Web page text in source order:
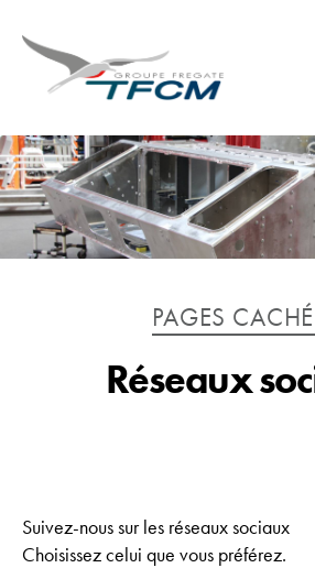
PAGES
Réseaux
Suivez-nous sur les réseaux sociaux
Choisissez celui que vous préférez.